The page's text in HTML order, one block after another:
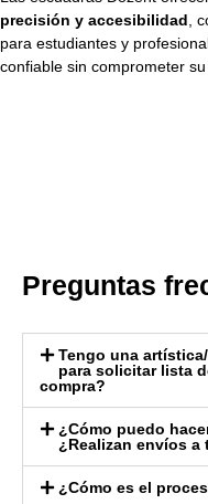
precisión y accesibilidad,
para estudiantes y
confiable sin comprometer
Preguntas
Tengo una
para solicitar lista
compra?
¿Cómo puedo
¿Realizan envíos a
¿Cómo es el